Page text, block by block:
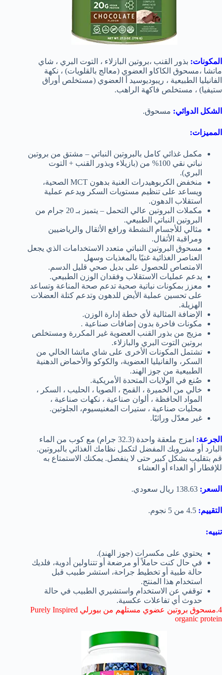
المكونات: بذور القنب ،بروتين البازلاء ، التوت البري ، شاي
ماتشا ،مسحوق الكاكاو العضوي (معالج بالقلويات) ، نكهة
الفانيليا الطبيعية ، ريبوديوسيد أ العضوي (مستخلص أوراق
ستيفيا) ، مستخلص فاكهة الراهب.
الشكل الدوائي: مسحوق.
المميزات:
مكمل غذائي كامل بالبروتين النباتي – مشتق من بروتين
نباتي نقي 100% من (بازيلاء وبذور القنب + التوت
البري).
منخفض الكربوهيدرات الغنية بدهون MCT الصحية،
ويساعد على تنظيم مستويات السكر ويدعم عملية
استقلاب الدهون.
مكملات البروتين عالي التحمل – يتميز بـ 20 جرام من
البروتين النباتي الطبيعي.
مثالي للأجسام النشطة ورافع الأثقال والرياضيين
ومراقبة الأثقال.
مسحوق البروتين النباتي متعدد الاستخدامات الذي يجعل
العناصر الغذائية غنيًا بالمغذيات وسهل
الامتصاص للحصول على بديل صحي قليل الدسم.
يدعم عمليات الاستقلاب وفقدان الوزن الطبيعي.
معزز بمكونات نباتية صحية تدعم صحة المناعة وتساعد
على تحسين عملية الأيض للدهون وتدعم كتلة العضلات
الهزيلة.
الإضافة المثالية لأي خطة إدارة الوزن.
مكونات فاخرة بدون إضافات صناعية .
مزيج من بذور القنب العضوية غير المكررة ومستخلص
بروتين التوت البري والبازلاء.
تشتمل المكونات الأخرى على شاي ماتشا الخالي من
السكر، والفانيليا العضوية، والكوكو والأحماض الدهنية
الطبيعية من جوز الهند.
صُنع في الولايات المتحدة الأمريكية.
خالي من الخميرة ، القمح ، الصويا ، الحليب ، السكر ،
المواد الحافظة ، ألوان صناعية ، نكهات صناعية ،
محليات صناعية ، ستيرات المغنيسيوم، الجلوتين.
غير معدّل وراثيًا.
الجرعة:
امزج ملعقة واحدة (32.3 جرام) مع كوب من الماء
البارد أو مشروبك المفضل لتكمل نظامك الغذائي بالبروتين.
قم بتقليب بشكل كبير حتى لا ينفصل. يمكنك الاستمتاع به
للإفطار أو الغداء أو العشاء
السعر: 138.63 ريال سعودي.
التقييم: 4.5 من 5 نجوم.
تنبيه:
يحتوي على مكسرات (جوز الهند).
في حال كنت حاملاً أو مرضعة أو تتناولين أدوية، فلديك
حالة طبية أو تخطيط جراحة، استشر طبيب قبل
استخدام هذا المنتج.
توقفي عن الاستخدام واستشيري الطبيب في حالة
حدوث أي تفاعلات عكسية.
4.مسحوق بروتين عضوي مستلهم من بيورلي Purely Inspired
organic protein